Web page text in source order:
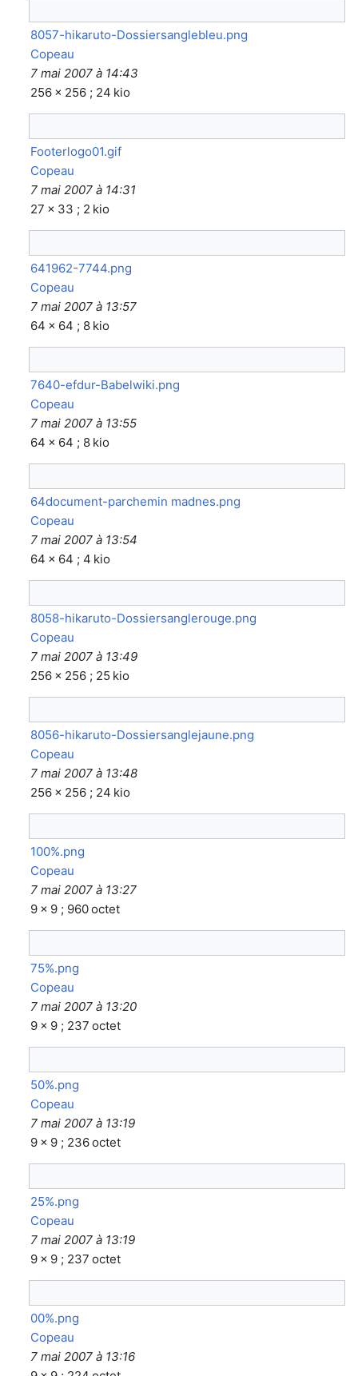
8057-hikaruto-Dossiersanglebleu.png
Copeau
7 mai 2007 à 14:43
256 × 256 ; 24 kio
Footerlogo01.gif
Copeau
7 mai 2007 à 14:31
27 × 33 ; 2 kio
641962-7744.png
Copeau
7 mai 2007 à 13:57
64 × 64 ; 8 kio
7640-efdur-Babelwiki.png
Copeau
7 mai 2007 à 13:55
64 × 64 ; 8 kio
64document-parchemin madnes.png
Copeau
7 mai 2007 à 13:54
64 × 64 ; 4 kio
8058-hikaruto-Dossiersanglerouge.png
Copeau
7 mai 2007 à 13:49
256 × 256 ; 25 kio
8056-hikaruto-Dossiersanglejaune.png
Copeau
7 mai 2007 à 13:48
256 × 256 ; 24 kio
100%.png
Copeau
7 mai 2007 à 13:27
9 × 9 ; 960 octet
75%.png
Copeau
7 mai 2007 à 13:20
9 × 9 ; 237 octet
50%.png
Copeau
7 mai 2007 à 13:19
9 × 9 ; 236 octet
25%.png
Copeau
7 mai 2007 à 13:19
9 × 9 ; 237 octet
00%.png
Copeau
7 mai 2007 à 13:16